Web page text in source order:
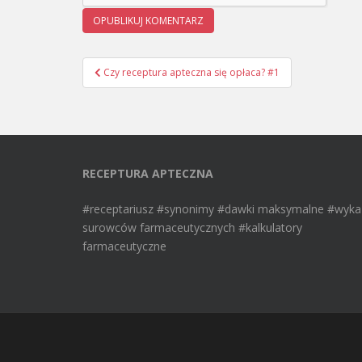
Nawigacja wpisu
Czy receptura apteczna się opłaca? #1
RECEPTURA APTECZNA
#receptariusz #synonimy #dawki maksymalne
surowców farmaceutycznych #kalkulatory
farmaceutyczne